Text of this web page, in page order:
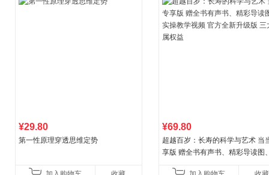
¥29.80
第一性原理穿透思维定势
¥69.80
超越百岁：长寿的科学与艺术 当
享版 赠全书有声书、精彩导读图